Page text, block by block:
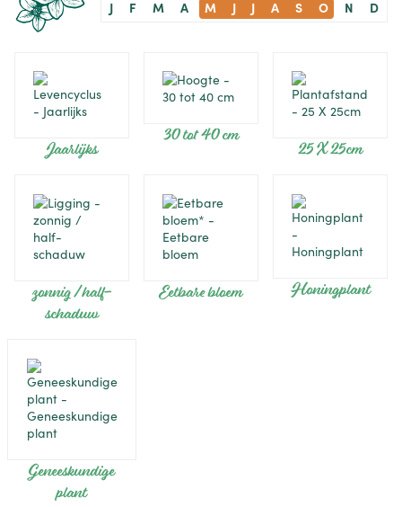
J F M A M J J A S O N D
Jaarlijks
30 tot 40 cm
25 X 25cm
zonnig / half-
schaduw
Eetbare bloem Honingplant
Geneeskundige
plant